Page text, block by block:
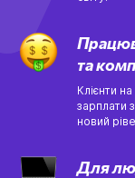
та
Клієнти
зарплати
новий
Для